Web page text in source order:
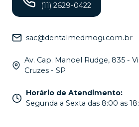
(11) 2629-0422
sac@dentalmedmogi.com.br
Av. Cap. Manoel Rudge, 835 -
Cruzes - SP
Horário de Atendimento:
Segunda a Sexta das 8:00 as